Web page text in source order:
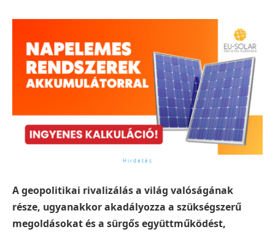
A geopolitikai rivalizálás a világ valóságának
része, ugyanakkor akadályozza a szükségszerű
megoldásokat és a sürgős együttműködést,